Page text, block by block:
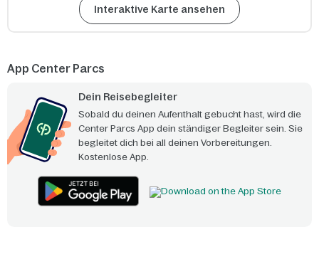
Interaktive Karte ansehen
App Center Parcs
Dein Reisebegleiter
Sobald du deinen Aufenthalt gebucht hast, wird die
Center Parcs App dein ständiger Begleiter sein. Sie
begleitet dich bei all deinen Vorbereitungen.
Kostenlose App.